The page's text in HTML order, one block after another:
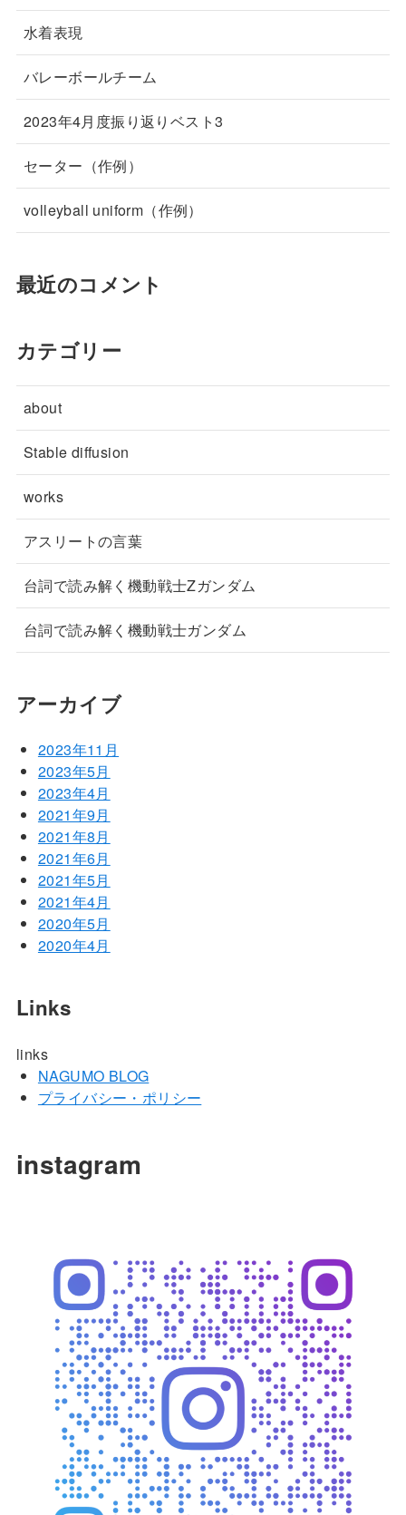
水着表現
バレーボールチーム
2023年4月度振り返りベスト3
セーター（作例）
volleyball uniform（作例）
最近のコメント
カテゴリー
about
Stable diffusion
works
アスリートの言葉
台詞で読み解く機動戦士Zガンダム
台詞で読み解く機動戦士ガンダム
アーカイブ
2023年11月
2023年5月
2023年4月
2021年9月
2021年8月
2021年6月
2021年5月
2021年4月
2020年5月
2020年4月
Links
links
NAGUMO BLOG
プライバシー・ポリシー
instagram